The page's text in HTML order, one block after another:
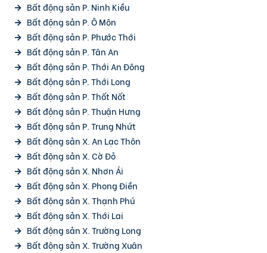
Bất động sản P. Ninh Kiều
Bất động sản P. Ô Môn
Bất động sản P. Phước Thới
Bất động sản P. Tân An
Bất động sản P. Thới An Đông
Bất động sản P. Thới Long
Bất động sản P. Thốt Nốt
Bất động sản P. Thuận Hưng
Bất động sản P. Trung Nhứt
Bất động sản X. An Lạc Thôn
Bất động sản X. Cờ Đỏ
Bất động sản X. Nhơn Ái
Bất động sản X. Phong Điền
Bất động sản X. Thạnh Phú
Bất động sản X. Thới Lai
Bất động sản X. Trường Long
Bất động sản X. Trường Xuân